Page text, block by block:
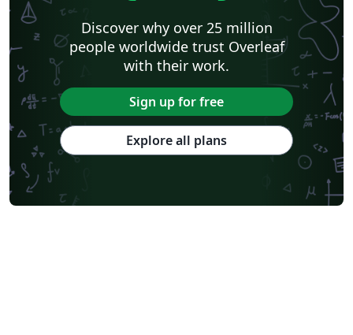
Discover why over 25 million
people worldwide trust Overleaf
with their work.
Sign up for free
Explore all plans